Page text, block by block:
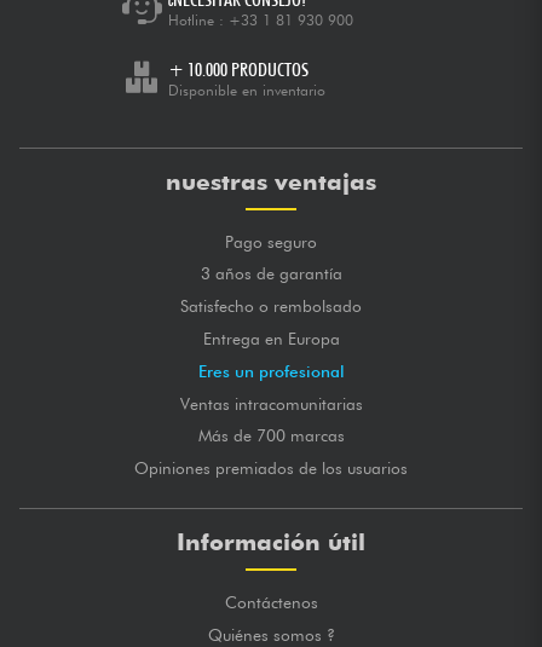
Hotline : +33 1 81 930 900
+ 10.000 PRODUCTOS
Disponible en inventario
nuestras ventajas
Pago seguro
3 años de garantía
Satisfecho o rembolsado
Entrega en Europa
Eres un profesional
Ventas intracomunitarias
Más de 700 marcas
Opiniones premiados de los usuarios
Información útil
Contáctenos
Quiénes somos ?